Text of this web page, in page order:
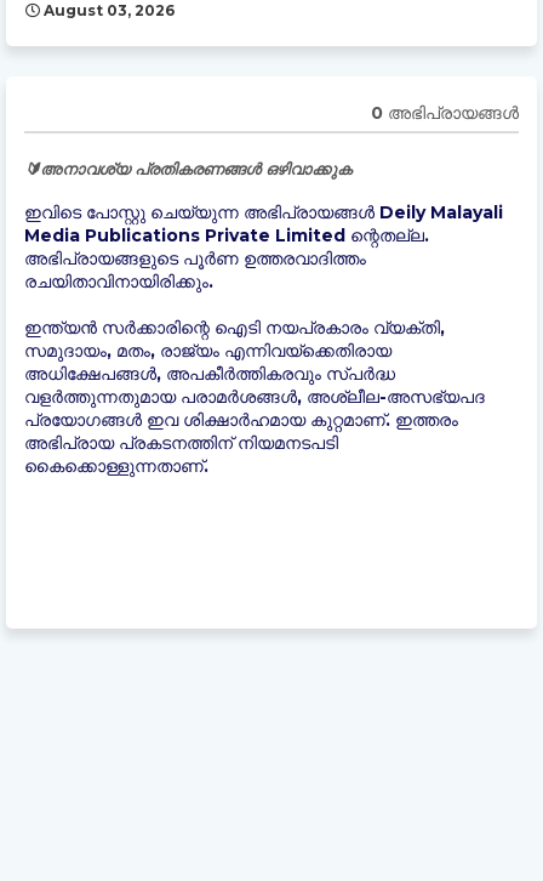
August 03, 2026
0 അഭിപ്രായങ്ങള്‍
🔰അനാവശ്യ പ്രതികരണങ്ങൾ ഒഴിവാക്കുക
ഇവിടെ പോസ്റ്റു ചെയ്യുന്ന അഭിപ്രായങ്ങൾ Deily Malayali
Media Publications Private Limited ന്റെതല്ല.
അഭിപ്രായങ്ങളുടെ പൂർണ ഉത്തരവാദിത്തം
രചയിതാവിനായിരിക്കും.
ഇന്ത്യന്‍ സർക്കാരിന്റെ ഐടി നയപ്രകാരം വ്യക്തി,
സമുദായം, മതം, രാജ്യം എന്നിവയ്ക്കെതിരായ
അധിക്ഷേപങ്ങൾ, അപകീർത്തികരവും സ്പർദ്ധ
വളർത്തുന്നതുമായ പരാമർശങ്ങൾ, അശ്ലീല-അസഭ്യപദ
പ്രയോഗങ്ങൾ ഇവ ശിക്ഷാർഹമായ കുറ്റമാണ്. ഇത്തരം
അഭിപ്രായ പ്രകടനത്തിന് നിയമനടപടി
കൈക്കൊള്ളുന്നതാണ്.